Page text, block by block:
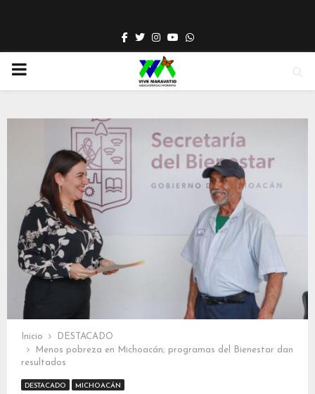
Facebook
TwitterInstagram
YoutubeWhatsapp
PRIMARY
Inicio
DESTACADO
Menos pobreza en Michoacán; programas del Bienestar dan
resultados
DESTACADO MICHOACÁN